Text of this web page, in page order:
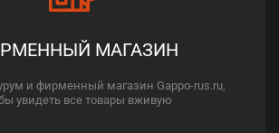
МАГАЗИН
и фирменный магазин Gappo-rus.ru,
увидеть все товары вживую